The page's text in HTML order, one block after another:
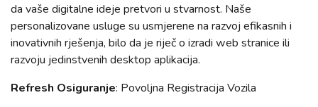
da vaše digitalne ideje pretvori u stvarnost. Naše
personalizovane usluge su usmjerene na razvoj efikasnih i
inovativnih rješenja, bilo da je riječ o izradi web stranice ili
razvoju jedinstvenih desktop aplikacija.
Refresh Osiguranje: Povoljna Registracija Vozila